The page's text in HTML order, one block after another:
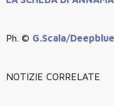
Ph. © G.Scala/
NOTIZIE CORRELATE